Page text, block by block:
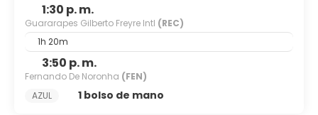
1:30 p. m.
Guararapes Gilberto Freyre Intl (REC)
1h 20m
3:50 p. m.
Fernando De Noronha (FEN)
AZUL
1 bolso de mano